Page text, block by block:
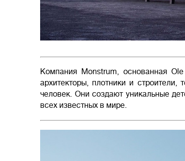
Компания Monstrum, основанная
архитекторы, плотники и
человек. Они создают уникальные
всех известных в мире.